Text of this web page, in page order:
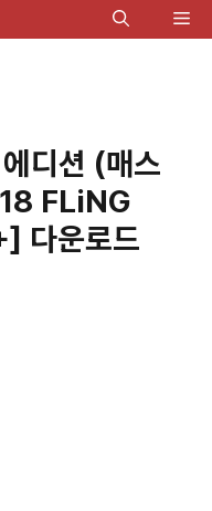
메
디션 (매스
FLiNG
다운로드